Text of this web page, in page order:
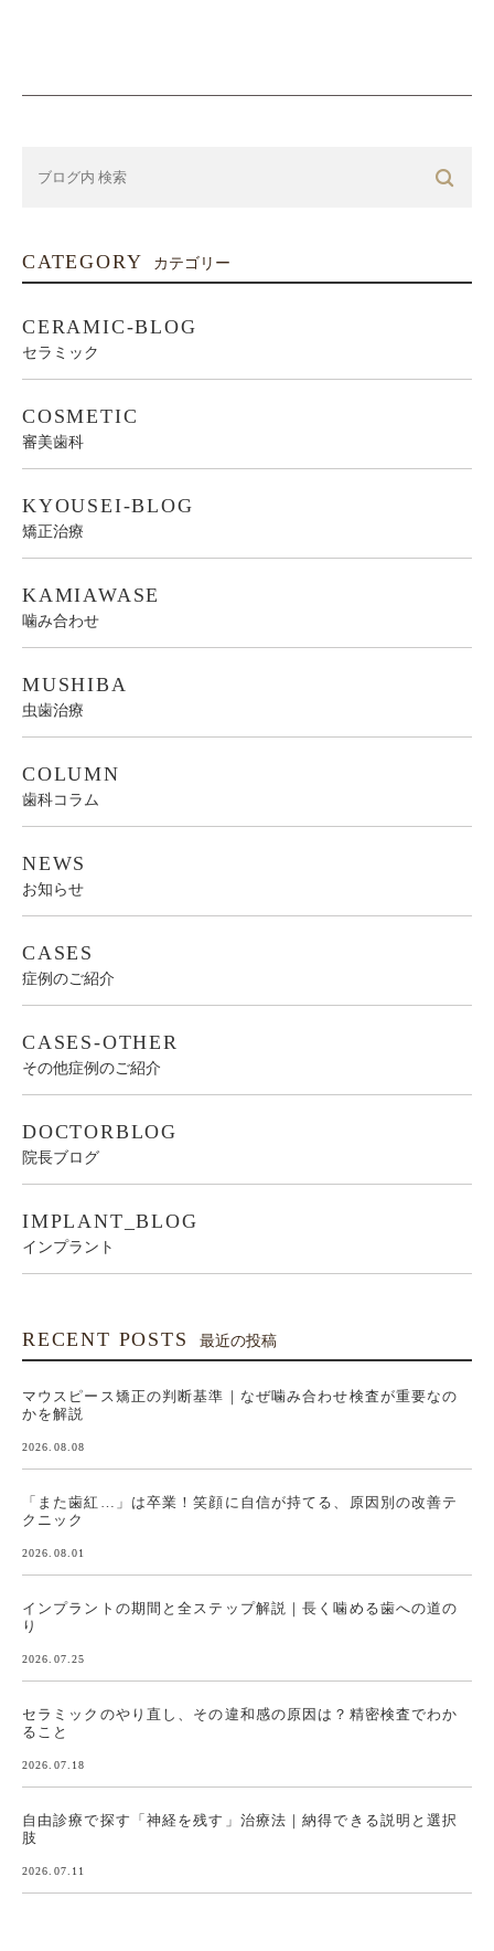
CATEGORY カテゴリー
CERAMIC-BLOG
セラミック
COSMETIC
審美歯科
KYOUSEI-BLOG
矯正治療
KAMIAWASE
噛み合わせ
MUSHIBA
虫歯治療
COLUMN
歯科コラム
NEWS
お知らせ
CASES
症例のご紹介
CASES-OTHER
その他症例のご紹介
DOCTORBLOG
院長ブログ
IMPLANT_BLOG
インプラント
RECENT POSTS 最近の投稿
マウスピース矯正の判断基準｜なぜ噛み合わせ検査が重要なの
かを解説
2026.08.08
「また歯紅…」は卒業！笑顔に自信が持てる、原因別の改善テ
クニック
2026.08.01
インプラントの期間と全ステップ解説｜長く噛める歯への道の
り
2026.07.25
セラミックのやり直し、その違和感の原因は？精密検査でわか
ること
2026.07.18
自由診療で探す「神経を残す」治療法｜納得できる説明と選択
肢
2026.07.11